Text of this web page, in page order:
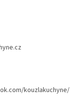
y
kouzlakuchyne/